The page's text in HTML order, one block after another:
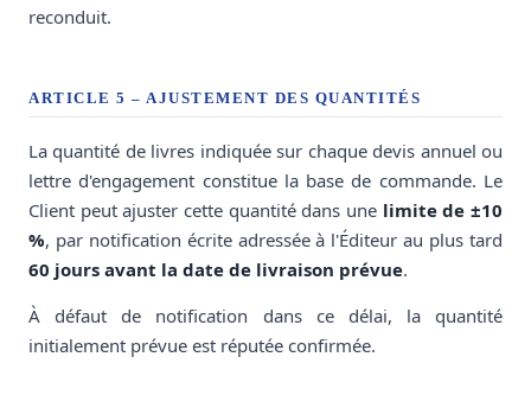
reconduit.
ARTICLE 5 – AJUSTEMENT DES QUANTITÉS
La quantité de livres indiquée sur chaque devis annuel ou
lettre d'engagement constitue la base de commande. Le
Client peut ajuster cette quantité dans une limite de ±10
%, par notification écrite adressée à l'Éditeur au plus tard
60 jours avant la date de livraison prévue.
À défaut de notification dans ce délai, la quantité
initialement prévue est réputée confirmée.